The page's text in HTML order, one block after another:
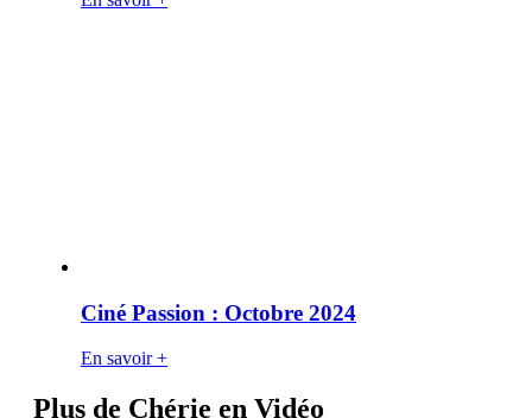
Ciné Passion : Octobre 2024
En savoir +
Plus de Chérie en Vidéo